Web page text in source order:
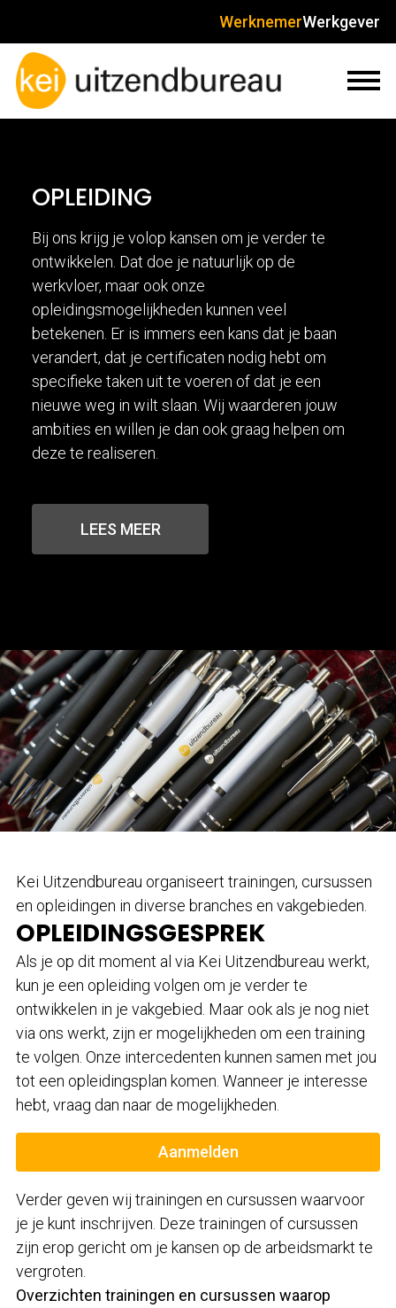
WerknemerWerkgever
OPLEIDING
Bij ons krijg je volop kansen om je verder te
ontwikkelen. Dat doe je natuurlijk op de
werkvloer, maar ook onze
opleidingsmogelijkheden kunnen veel
betekenen. Er is immers een kans dat je baan
verandert, dat je certificaten nodig hebt om
specifieke taken uit te voeren of dat je een
nieuwe weg in wilt slaan. Wij waarderen jouw
ambities en willen je dan ook graag helpen om
deze te realiseren.
LEES MEER
Kei Uitzendbureau organiseert trainingen, cursussen
en opleidingen in diverse branches en vakgebieden.
OPLEIDINGSGESPREK
Als je op dit moment al via Kei Uitzendbureau werkt,
kun je een opleiding volgen om je verder te
ontwikkelen in je vakgebied. Maar ook als je nog niet
via ons werkt, zijn er mogelijkheden om een training
te volgen. Onze intercedenten kunnen samen met jou
tot een opleidingsplan komen. Wanneer je interesse
hebt, vraag dan naar de mogelijkheden.
Aanmelden
Verder geven wij trainingen en cursussen waarvoor
je je kunt inschrijven. Deze trainingen of cursussen
zijn erop gericht om je kansen op de arbeidsmarkt te
vergroten.
Overzichten trainingen en cursussen waarop